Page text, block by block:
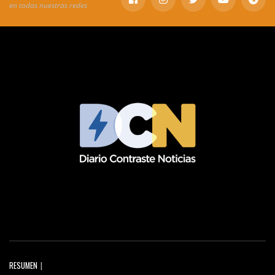
en todas nuestras redes
RESUMEN